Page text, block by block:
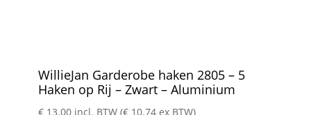
WillieJan Garderobe haken 2805 – 5
Haken op Rij – Zwart – Aluminium
€13.00 incl. BTW (€10.74ex BTW)